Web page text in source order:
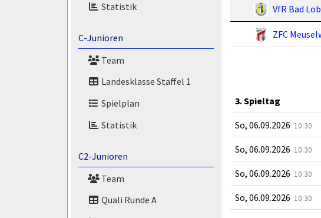
Statistik
C-Junioren
Team
Landesklasse Staffel 1
Spielplan
Statistik
C2-Junioren
Team
Quali Runde A
VfR Bad
ZFC
3. Spieltag
So, 06.09.2026 10:30
So, 06.09.2026 10:30
So, 06.09.2026 10:30
So, 06.09.2026 10:30